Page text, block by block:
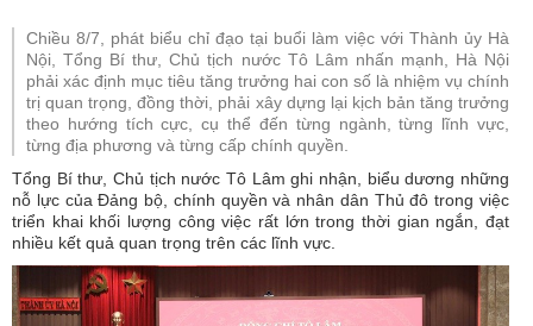
Chiều 8/7, phát biểu chỉ đạo tại buổi làm việc với Thành ủy Hà
Nội, Tổng Bí thư, Chủ tịch nước Tô Lâm nhấn mạnh, Hà Nội
phải xác định mục tiêu tăng trưởng hai con số là nhiệm vụ chính
trị quan trọng, đồng thời, phải xây dựng lại kịch bản tăng trưởng
theo hướng tích cực, cụ thể đến từng ngành, từng lĩnh vực,
từng địa phương và từng cấp chính quyền.
Tổng Bí thư, Chủ tịch nước Tô Lâm ghi nhận, biểu dương những
nỗ lực của Đảng bộ, chính quyền và nhân dân Thủ đô trong việc
triển khai khối lượng công việc rất lớn trong thời gian ngắn, đạt
nhiều kết quả quan trọng trên các lĩnh vực.